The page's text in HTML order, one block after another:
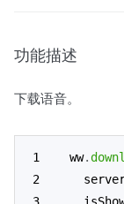
功能描述
下载语音。
ww.